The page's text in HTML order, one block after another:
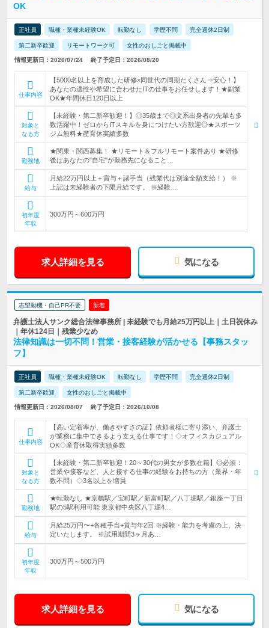
OK
正社員 職種・業種未経験OK 転勤なし 学歴不問 完全週休2日制
第二新卒歓迎 リモートワーク可 女性のおしごと掲載中
情報更新日：2026/07/24 終了予定日：2026/08/20
仕事内容
【5000名以上を育成した研修×同世代の同期たくさん⇒安心！】
あなたの適性や希望に合わせたITの仕事をお任せします！★副業
OK★年間休日120日以上
対象と
なる方
【未経験・第二新卒歓迎！】◎35歳まで◎文系出身者の先輩も多
数活躍中！ゼロからITスキルを身につけたい方歓迎◎★スポーツ
ジム無料★産育休実績多数
勤務地
★関東・関西募集！ ★リモート＆フルリモート案件あり ★研修
後はあなたの"自宅"が勤務先になること…
給与
月給22万円以上＋賞与＋諸手当（残業代は別途全額支給！） ※
上記は未経験者の下限月給です。 ※経験…
初年度
年収
300万円～600万円
求人詳細を見る 気になる
志望動機・自己PR不要 新着
弁護士法人サンク総合法律事務所 | 未経験でも月給25万円以上｜土日祝休み
｜年休124日｜残業少なめ
法律知識は一切不問！営業・接客経験が活かせる【事務スタッ
フ】
正社員 職種・業種未経験OK 転勤なし 学歴不問 完全週休2日制
第二新卒歓迎 女性のおしごと掲載中
情報更新日：2026/08/07 終了予定日：2026/10/08
仕事内容
【高い定着率が、働きやすさの証】依頼者様に寄り添い、弁護士
が業務に集中できるよう支える仕事です！◇オフィスカジュアル
OK◇産育休取得実績多数
対象と
なる方
【未経験・第二新卒歓迎！20～30代の男女が多数在籍】◎必須：
営業や接客など、人と接する仕事の経験をお持ちの方（業界・年
数不問）◇3名以上を増員
勤務地
★転勤なし ★京橋駅／宝町駅／新富町駅／八丁堀駅／銀座一丁目
駅の5駅利用可能 東京都中央区八丁堀4…
給与
月給25万円〜+各種手当+賞与年2回 ※経験・能力を考慮の上、決
定いたします。 ※試用期間3ヶ月あ…
初年度
年収
300万円～500万円
求人詳細を見る 気になる